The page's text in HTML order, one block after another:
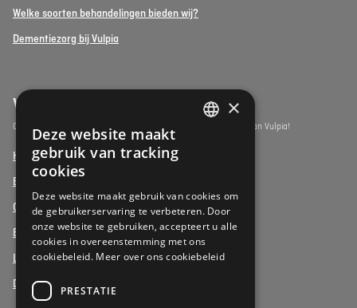
Welke soorten behandelingen bieden wij?
Dementiezorg bij Vulpia
Vulpia Premium Living
Ontdek de assistentiewoningen onder het premium segment van Vulpia!
Henri Jaspar, Kraainem
Beukenhof aan Zee, Oostduinkerke
Oud Gemeentehuis, Werchter
Elysia Park, Antwerpen
La Vigie, Koksijde
Duinenzee, De Panne
DUTCH
×
Deze website maakt
gebruik van tracking
cookies
Deze website maakt gebruik van cookies om
de gebruikerservaring te verbeteren. Door
onze website te gebruiken, accepteert u alle
cookies in overeenstemming met ons
cookiebeleid. Meer over ons cookiebeleid
PRESTATIE